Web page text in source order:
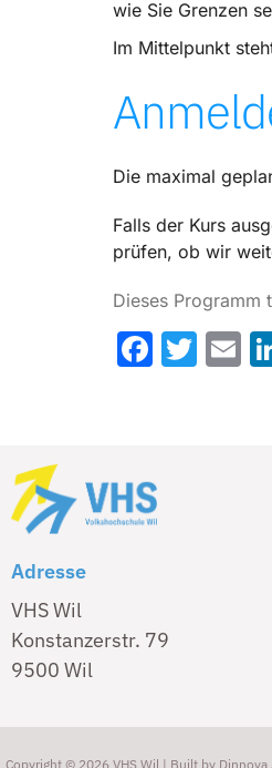
wie Sie Grenzen
Im Mittelpunkt
Die maximal
Falls der Kurs
prüfen, ob wir
Dieses Programm
Adresse
VHS Wil
Konstanzerstr. 79
9500 Wil
Copyright © 2026 VHS Wil | Built by Dinnova